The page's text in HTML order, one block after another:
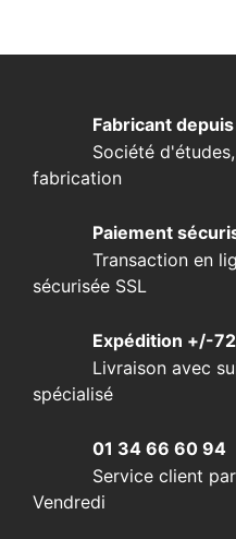
Fabricant
Société
fabrication
Paiement
Transaction en
sécurisée SSL
Expédition +/-
Livraison avec
spécialisé
01 34 66 60 94
Service client
Vendredi